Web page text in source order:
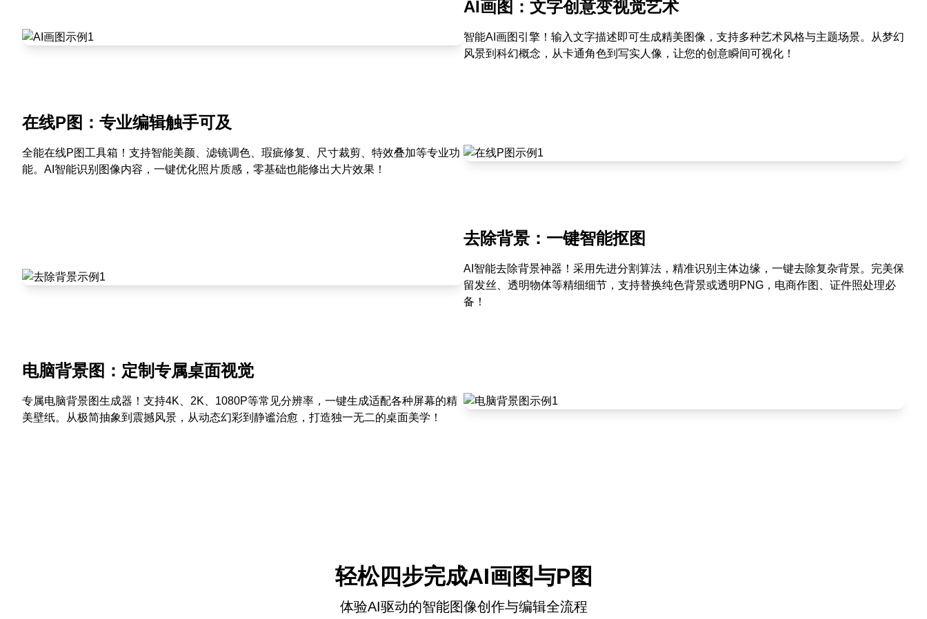
AI画图：文字创意变视觉艺术
智能AI画图引擎！输入文字描述即可生成精美图像，支持多种艺术风格与主题场景。从梦幻
风景到科幻概念，从卡通角色到写实人像，让您的创意瞬间可视化！
在线P图：专业编辑触手可及
全能在线P图工具箱！支持智能美颜、滤镜调色、瑕疵修复、尺寸裁剪、特效叠加等专业功
能。AI智能识别图像内容，一键优化照片质感，零基础也能修出大片效果！
去除背景：一键智能抠图
AI智能去除背景神器！采用先进分割算法，精准识别主体边缘，一键去除复杂背景。完美保
留发丝、透明物体等精细细节，支持替换纯色背景或透明PNG，电商作图、证件照处理必
备！
电脑背景图：定制专属桌面视觉
专属电脑背景图生成器！支持4K、2K、1080P等常见分辨率，一键生成适配各种屏幕的精
美壁纸。从极简抽象到震撼风景，从动态幻彩到静谧治愈，打造独一无二的桌面美学！
轻松四步完成AI画图与P图
体验AI驱动的智能图像创作与编辑全流程